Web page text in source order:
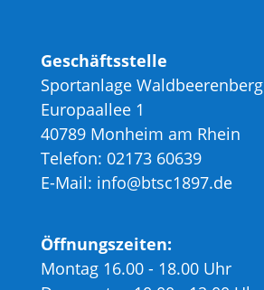
Geschäftsstelle
Sportanlage Waldbeerenberg
Europaallee 1
40789 Monheim am Rhein
Telefon: 02173 60639
E-Mail: info@btsc1897.de
Öffnungszeiten:
Montag 16.00 - 18.00 Uhr